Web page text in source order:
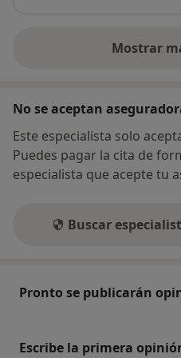
Mostrar
No se aceptan
Este especialista solo
Puedes pagar la cita de
especialista que acepte tu
Buscar
Pronto se publicarán
Escribe la primera